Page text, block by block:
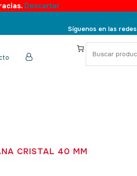
Descartar
Síguenos en las redes
S
CRISTAL 40 MM